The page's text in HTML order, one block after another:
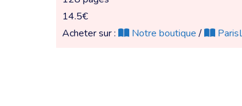
14.5€
Acheter sur :
Notre boutique/